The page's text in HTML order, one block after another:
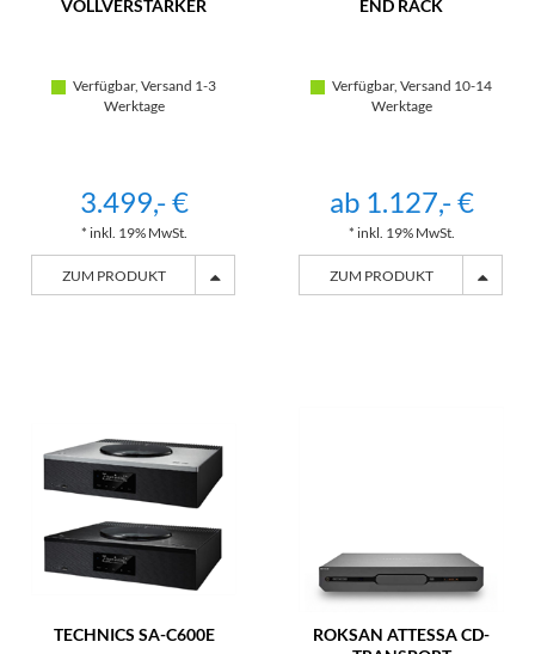
VOLLVERSTÄRKER
Verfügbar, Versand 1-3
Werktage
3.499,- €
* inkl. 19% MwSt.
ZUM PRODUKT
END RACK
Verfügbar, Versand 10-14
Werktage
ab 1.127,- €
* inkl. 19% MwSt.
ZUM PRODUKT
TECHNICS SA-C600E
ROKSAN ATTESSA CD-